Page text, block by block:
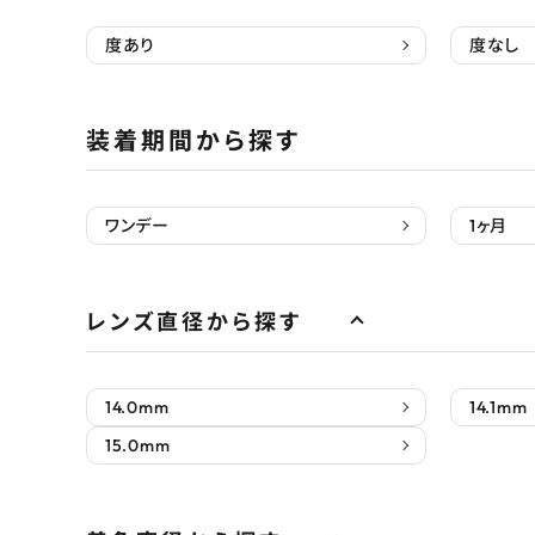
度あり 度なし
装着期間から探す
ワンデー 1ヶ月
レンズ直径から探す
14.0mm 14.1mm
15.0mm